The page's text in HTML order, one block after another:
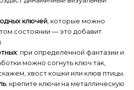
ключей, которые можно
состоянии — это добавит
: при определённой фантазии и
можно согнуть ключ так,
хвост кошки или клюв птицы.
: крепите ключи на металлическую